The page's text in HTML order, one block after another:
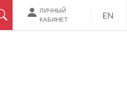
ЛИЧНЫЙ
КАБИНЕТ
EN